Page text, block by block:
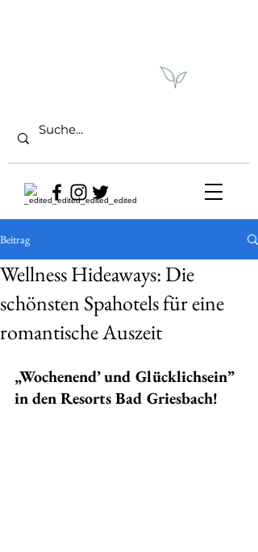
Beitrag
Wellness Hideaways: Die
schönsten Spahotels für eine
romantische Auszeit
„Wochenend’ und Glücklichsein”
in den Resorts Bad Griesbach!